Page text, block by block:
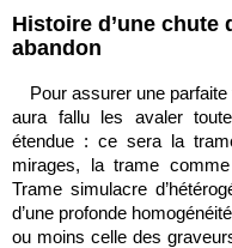
Histoire d’une chute
abandon
Pour assurer une
aura fallu les avaler
étendue : ce sera la
mirages, la trame
Trame simulacre
d’une profonde
ou moins celle des